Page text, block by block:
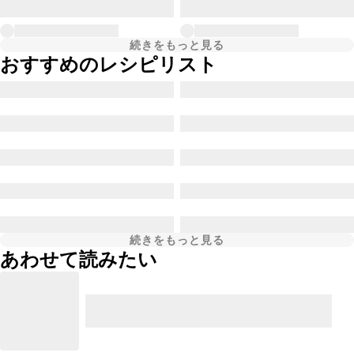
続きをもっと見る
おすすめのレシピリスト
続きをもっと見る
あわせて読みたい